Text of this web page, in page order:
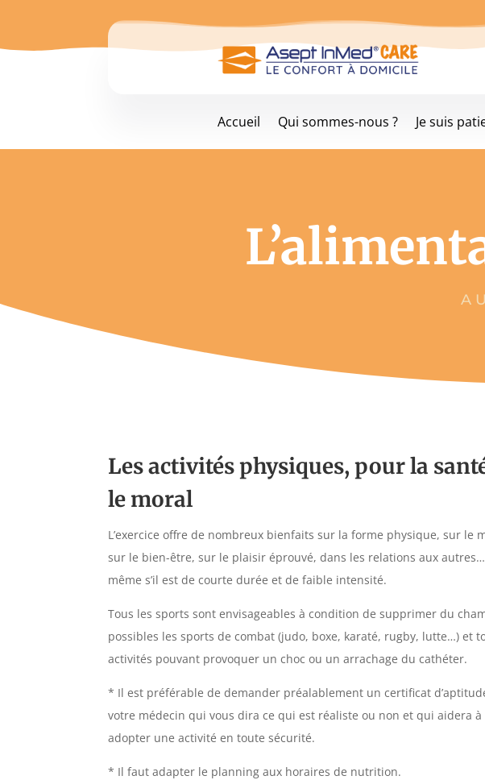
Accueil Qui sommes-nous ? Je suis
Les activités physiques, pour la
le moral
L’exercice offre de nombreux bienfaits sur la forme physique, sur le
sur le bien-être, sur le plaisir éprouvé, dans les relations aux autres…
même s’il est de courte durée et de faible intensité.
Tous les sports sont envisageables à condition de supprimer du
possibles les sports de combat (judo, boxe, karaté, rugby, lutte…) et
activités pouvant provoquer un choc ou un arrachage du cathéter.
* Il est préférable de demander préalablement un certificat
votre médecin qui vous dira ce qui est réaliste ou non et qui aidera à
adopter une activité en toute sécurité.
* Il faut adapter le planning aux horaires de nutrition.